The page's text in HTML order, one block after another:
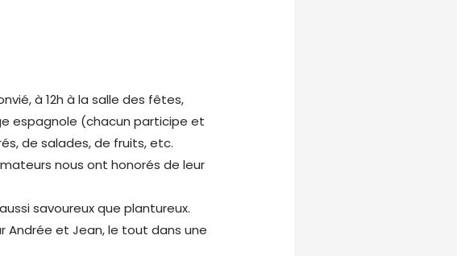
à 12h à la salle des fêtes,
espagnole (chacun participe et
de salades, de fruits, etc.
nous ont honorés de leur
savoureux que plantureux.
et Jean, le tout dans une